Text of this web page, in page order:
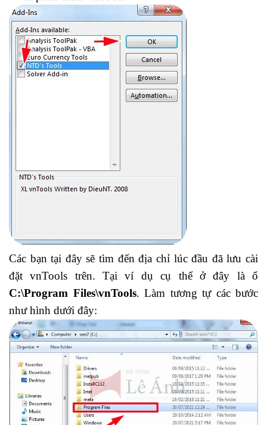
Các bạn tại đây sẽ tìm đến địa chỉ lúc đầu đã lưu cài
đặt vnTools trên. Tại ví dụ cụ thể ở đây là ổ
C:\Program Files\vnTools. Làm tương tự các bước
như hình dưới đây: